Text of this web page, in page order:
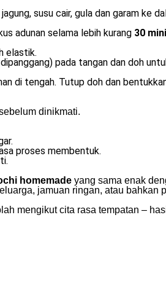
susu cair, gula dan garam ke
adunan selama lebih kurang 30
elastik.
pada tangan dan doh
di tengah. Tutup doh dan
dinikmati.
proses membentuk.
homemade yang sama enak
jamuan ringan, atau bahkan
mengikut cita rasa tempatan –